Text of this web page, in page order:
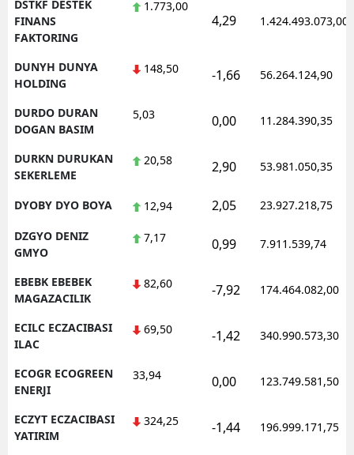
DSTKF DESTEK
FINANS
FAKTORING
1.773,00
4,29 1.424.493.073,00
DUNYH DUNYA
HOLDING
148,50 -1,66 56.264.124,90
DURDO DURAN
DOGAN BASIM
5,03 0,00 11.284.390,35
DURKN DURUKAN
SEKERLEME
20,58 2,90 53.981.050,35
DYOBY DYO BOYA 12,94 2,05 23.927.218,75
DZGYO DENIZ
GMYO
7,17 0,99 7.911.539,74
EBEBK EBEBEK
MAGAZACILIK
82,60 -7,92 174.464.082,00
ECILC ECZACIBASI
ILAC
69,50 -1,42 340.990.573,30
ECOGR ECOGREEN
ENERJI
33,94 0,00 123.749.581,50
ECZYT ECZACIBASI
YATIRIM
324,25 -1,44 196.999.171,75